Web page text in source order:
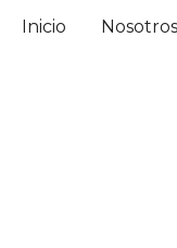
Inicio Nosotros